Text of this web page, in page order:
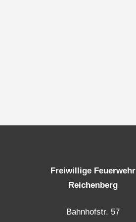
Freiwillige Feuerwehr
Reichenberg
Bahnhofstr. 57